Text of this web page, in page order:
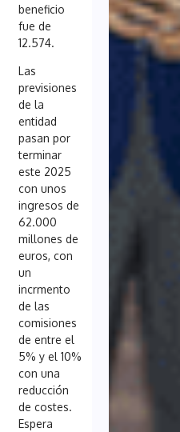
beneficio
fue de
12.574.
Las
previsiones
de la
entidad
pasan por
terminar
este 2025
con unos
ingresos de
62.000
millones de
euros, con
un
incrmento
de las
comisiones
de entre el
5% y el 10%
con una
reducción
de costes.
Espera